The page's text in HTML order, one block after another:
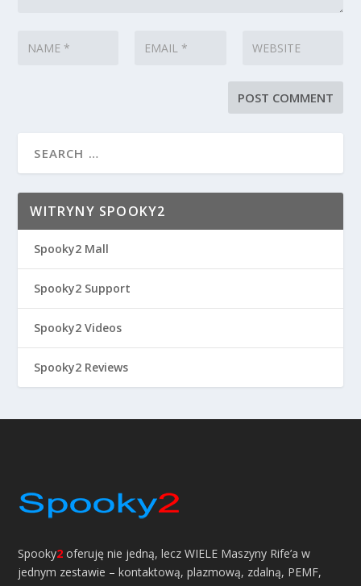
WITRYNY SPOOKY2
Spooky2 Mall
Spooky2 Support
Spooky2 Videos
Spooky2 Reviews
Spooky2 oferuję nie jedną, lecz WIELE Maszyny Rife’a w
jednym zestawie – kontaktową, plazmową, zdalną, PEMF,